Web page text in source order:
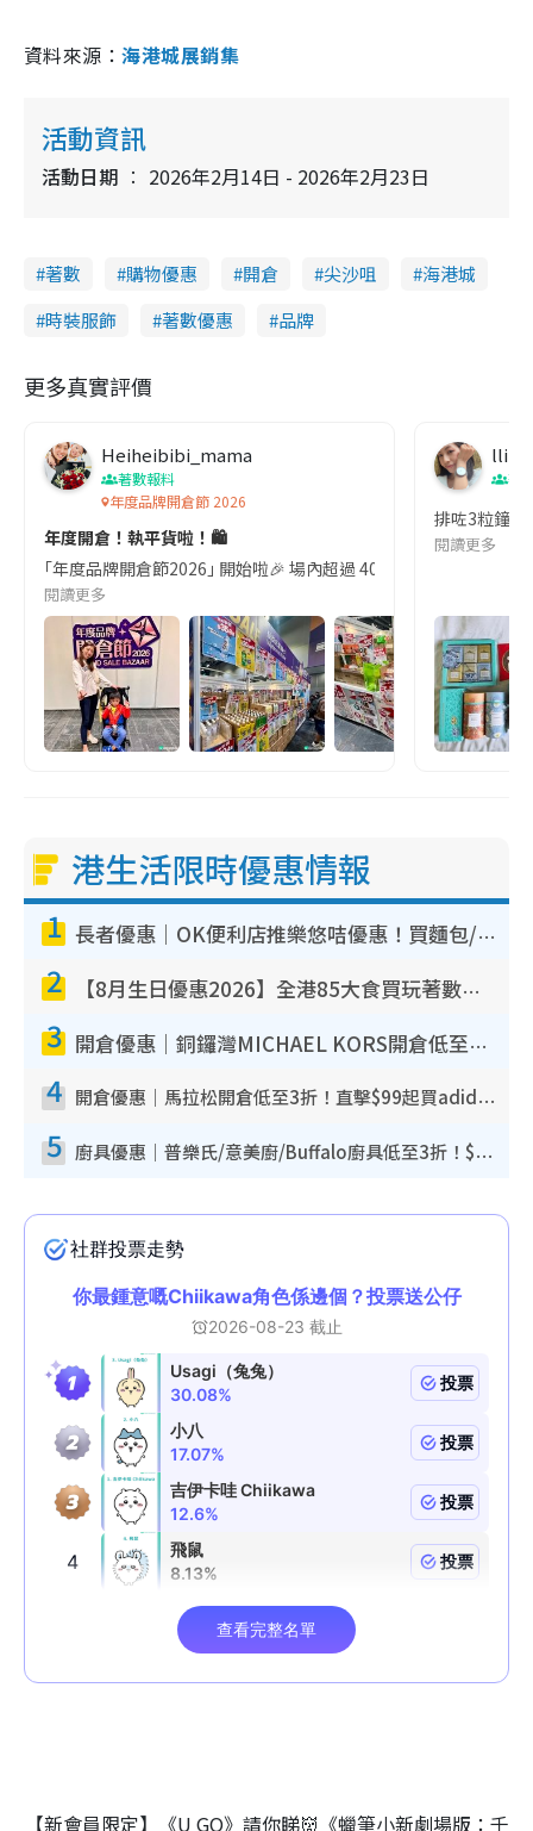
資料來源：海港城展銷集
活動資訊
活動日期 2026年2月14日 - 2026年2月23日
著數 購物優惠 開倉 尖沙咀
海港城
時裝服飾
著數優惠 品牌
更多真實評價
Heiheibibi_mama
著數報料
年度品牌開倉節 2026
年度開倉！執平貨啦！🛍️
｢年度品牌開倉節2026｣ 開始啦🎉 場內超過 400 個展檔,多款高
閱讀更多
著
排咗3粒鐘
閱讀更多
港生活限時優惠情報
1 長者優惠｜OK便利店推樂悠咭優惠！買麵包/牛奶/保健品拍卡即減
2 【8月生日優惠2026】全港85大食買玩著數攻略 自助餐/火鍋放題同行免費＋誠品/DONKI送現金券
3 開倉優惠｜銅鑼灣MICHAEL KORS開倉低至17折！直擊$500起買手袋/銀包/鞋款 必買經典Jet Set系列
4 開倉優惠｜馬拉松開倉低至3折！直擊$99起買adidas／New Balance／Puma鞋款 STANLEY保溫杯劈價至$119起
5 廚具優惠｜普樂氏/意美廚/Buffalo廚具低至3折！$89起買煎鍋／炒鑊／個人鍋 同場小家電激減至$99起
【新會員限定】《U GO》請你睇👹《蠟筆小新劇場版：千